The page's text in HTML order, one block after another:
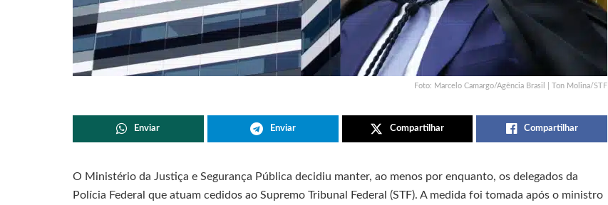
Foto: Marcelo Camargo/Agência Brasil | Ton Molina/STF
Enviar Enviar Compartilhar Compartilhar
O Ministério da Justiça e Segurança Pública decidiu manter, ao menos por enquanto, os delegados da
Polícia Federal que atuam cedidos ao Supremo Tribunal Federal (STF). A medida foi tomada após o ministro